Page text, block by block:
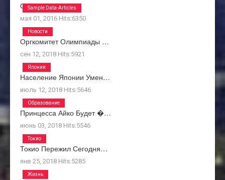
О Нас
мая 01, 2016 Hits:6350
Sample Data-Articles
Оргкомитет Олимпиады …
сен 12, 2018 Hits:5921
Новости
Население Японии Умен…
июль 12, 2018 Hits:5646
Япония
Принцесса Айко Будет �…
июнь 03, 2018 Hits:5546
Образование
Токио Пережил Сегодня…
янв 25, 2018 Hits:5285
Токио
Жизнь